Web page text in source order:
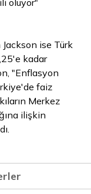
oluyor"
ise Türk
kadar
"Enflasyon
faiz
Merkez
ilişkin